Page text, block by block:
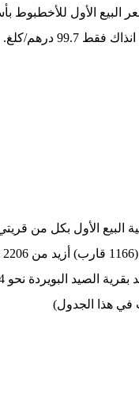
البيع الأول بكل من